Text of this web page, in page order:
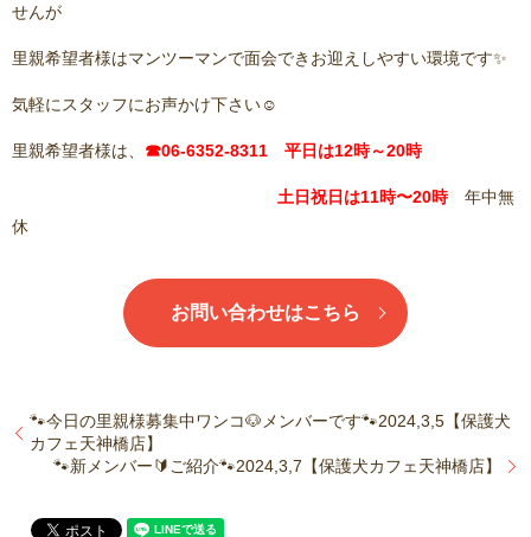
せんが
里親希望者様はマンツーマンで面会できお迎えしやすい環境です✨
気軽にスタッフにお声かけ下さい☺️
里親希望者様は、 ☎06-6352-8311 平日は12時～20時
土日祝日は11時〜20時年中無
休
お問い合わせはこちら
🐾今日の里親様募集中ワンコ🐶メンバーです🐾2024,3,5【保護犬
カフェ天神橋店】
🐾新メンバー🔰ご紹介🐾2024,3,7【保護犬カフェ天神橋店】